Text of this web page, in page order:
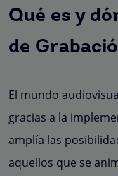
Qué es y
de
El mundo
gracias a la
amplía las
aquellos que se